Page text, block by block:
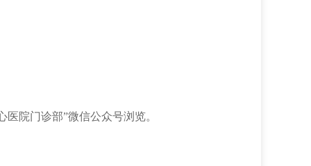
院门诊部”微信公众号浏览。